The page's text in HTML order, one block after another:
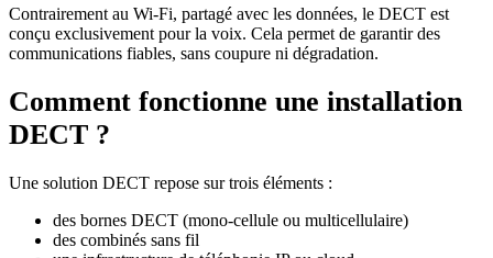
Contrairement au Wi-Fi, partagé avec les données, le DECT est
conçu exclusivement pour la voix. Cela permet de garantir des
communications fiables, sans coupure ni dégradation.
Comment fonctionne une installation
DECT ?
Une solution DECT repose sur trois éléments :
des bornes DECT (mono-cellule ou multicellulaire)
des combinés sans fil